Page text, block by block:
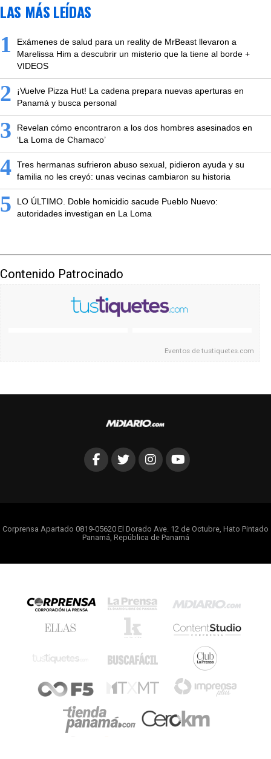
LAS MÁS LEÍDAS
1
Exámenes de salud para un reality de MrBeast llevaron a
Marelissa Him a descubrir un misterio que la tiene al borde +
VIDEOS
2
¡Vuelve Pizza Hut! La cadena prepara nuevas aperturas en
Panamá y busca personal
3
Revelan cómo encontraron a los dos hombres asesinados en
‘La Loma de Chamaco’
4 Tres hermanas sufrieron abuso sexual, pidieron ayuda y su
familia no les creyó: unas vecinas cambiaron su historia
5
LO ÚLTIMO. Doble homicidio sacude Pueblo Nuevo:
autoridades investigan en La Loma
Contenido Patrocinado
Eventos detustiquetes.com
Corprensa Apartado 0819-05620 El Dorado Ave. 12 de Octubre, Hato Pintado
Panamá, República de Panamá